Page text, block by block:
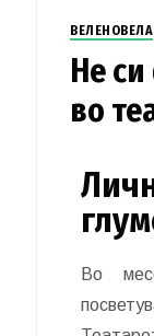
ВЕЛЕНОВЕЛА
Не
во
Во